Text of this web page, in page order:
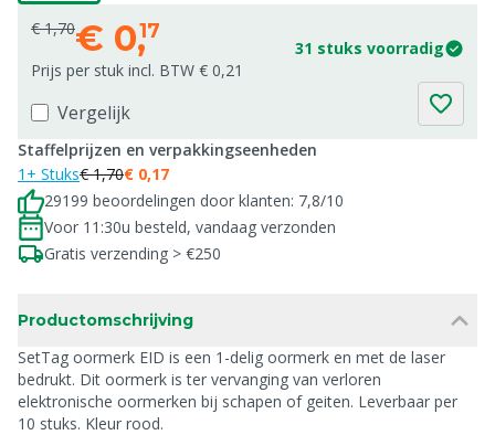
€ 1,70€ 0,17
31 stuks voorradig
Prijs per stuk incl. BTW € 0,21
Vergelijk
Staffelprijzen en verpakkingseenheden
1+ Stuks€ 1,70€ 0,17
29199 beoordelingen door klanten: 7,8/10
Voor 11:30u besteld, vandaag verzonden
Gratis verzending > €250
Productomschrijving
SetTag oormerk EID is een 1-delig oormerk en met de laser
bedrukt. Dit oormerk is ter vervanging van verloren
elektronische oormerken bij schapen of geiten. Leverbaar per
10 stuks. Kleur rood.